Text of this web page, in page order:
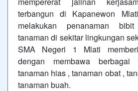
terbangun di Kapanewon
melakukan penanaman
tanaman di sekitar lingkungan
SMA Negeri 1 Mlati
dengan membawa berbagai
tanaman hias , tanaman obat ,
tanaman buah.